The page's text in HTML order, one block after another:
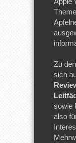
Zu
sich
sowie
also